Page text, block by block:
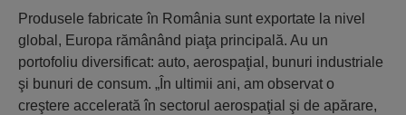
Produsele fabricate în România sunt exportate la nivel
global, Europa rămânând piaţa principală. Au un
portofoliu diversificat: auto, aerospaţial, bunuri industriale
şi bunuri de consum. „În ultimii ani, am observat o
creştere accelerată în sectorul aerospaţial şi de apărare,